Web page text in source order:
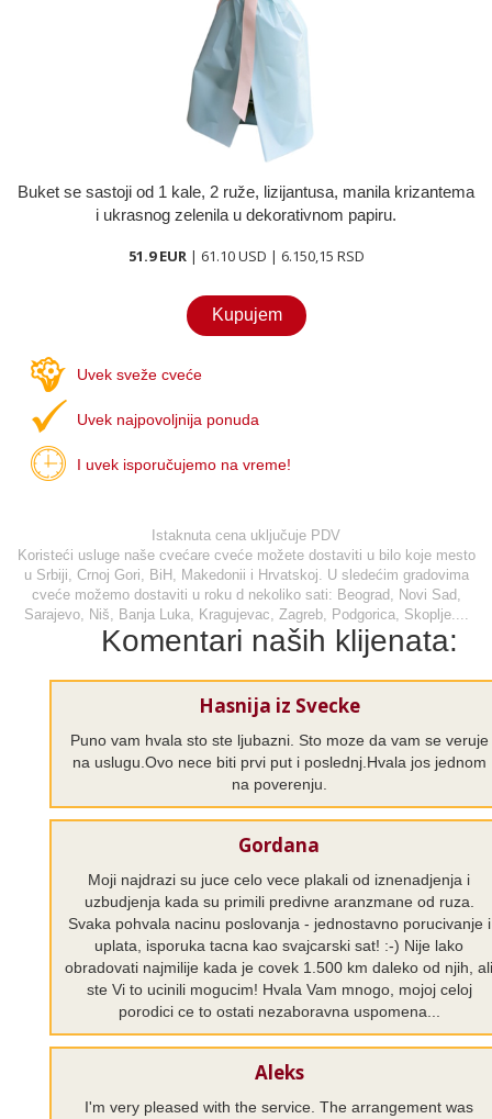
O nama
Buket se sastoji od 1 kale, 2 ruže, lizijantusa, manila krizantema
i ukrasnog zelenila u dekorativnom papiru.
51.9 EUR| 61.10 USD | 6.150,15 RSD
Kupujem
Uvek sveže cveće
Uvek najpovoljnija ponuda
I uvek isporučujemo na vreme!
Istaknuta cena uključuje PDV
Koristeći usluge naše cvećare cveće možete dostaviti u bilo koje mesto
u Srbiji, Crnoj Gori, BiH, Makedonii i Hrvatskoj. U sledećim gradovima
cveće možemo dostaviti u roku d nekoliko sati: Beograd, Novi Sad,
Sarajevo, Niš, Banja Luka, Kragujevac, Zagreb, Podgorica, Skoplje....
Komentari naših klijenata:
Hasnija iz Svecke
Puno vam hvala sto ste ljubazni. Sto moze da vam se veruje
na uslugu.Ovo nece biti prvi put i poslednj.Hvala jos jednom
na poverenju.
Gordana
Moji najdrazi su juce celo vece plakali od iznenadjenja i
uzbudjenja kada su primili predivne aranzmane od ruza.
Svaka pohvala nacinu poslovanja - jednostavno porucivanje i
uplata, isporuka tacna kao svajcarski sat! :-) Nije lako
obradovati najmilije kada je covek 1.500 km daleko od njih, ali
ste Vi to ucinili mogucim! Hvala Vam mnogo, mojoj celoj
porodici ce to ostati nezaboravna uspomena...
Aleks
I'm very pleased with the service. The arrangement was